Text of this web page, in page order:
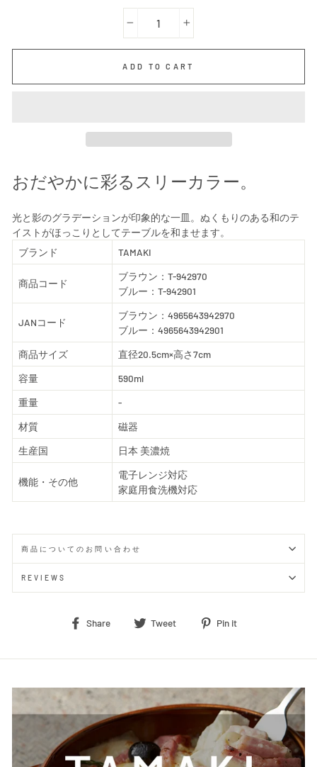
ADD TO CART
おだやかに彩るスリーカラー。
光と影のグラデーションが印象的な一皿。ぬくもりのある和のテ
イストがほっこりとしてテーブルを和ませます。
ブランド
TAMAKI
商品コード
ブラウン：T-942970
ブルー：T-942901
JANコード
ブラウン：4965643942970
ブルー：4965643942901
商品サイズ
直径20.5cm×高さ7cm
容量
590ml
重量
-
材質
磁器
生産国
日本 美濃焼
機能・その他
電子レンジ対応
家庭用食洗機対応
商品についてのお問い合わせ
REVIEWS
Share
Share Tweet
Tweet Pin it